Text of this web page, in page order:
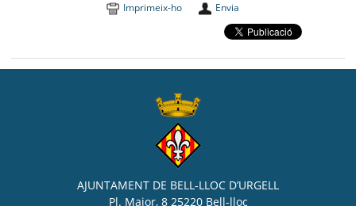
Imprimeix-ho Envia
AJUNTAMENT DE BELL-LLOC D’URGELL
Pl. Major, 8 25220 Bell-lloc